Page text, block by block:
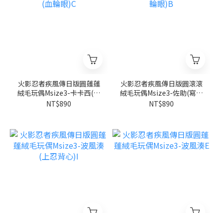
火影忍者疾風傳日版圓蓬蓬
絨毛玩偶Msize3-卡卡西(血
輪眼)C
NT$890
火影忍者疾風傳日版圓滾滾
絨毛玩偶Msize3-佐助(寫輪
眼)B
NT$890